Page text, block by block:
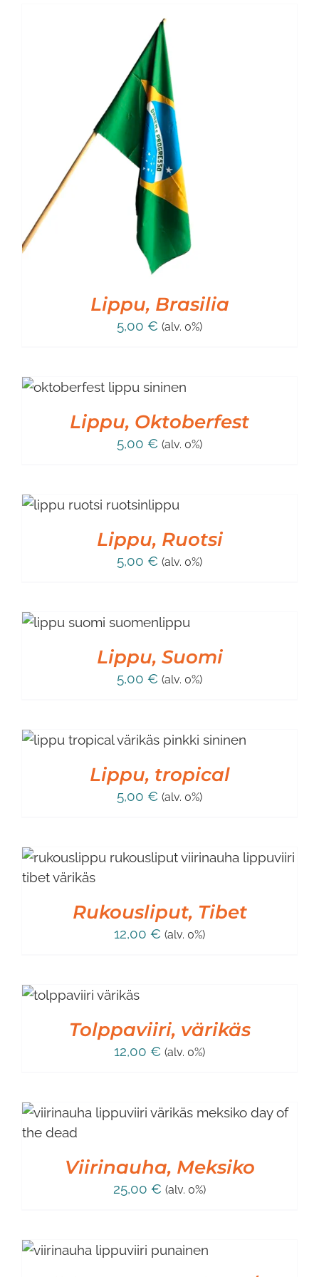
Lippu, Brasilia
5,00 € (alv. 0%)
Lippu, Oktoberfest
5,00 € (alv. 0%)
Lippu, Ruotsi
5,00 € (alv. 0%)
Lippu, Suomi
5,00 € (alv. 0%)
Lippu, tropical
5,00 € (alv. 0%)
Rukousliput, Tibet
12,00 € (alv. 0%)
Tolppaviiri, värikäs
12,00 € (alv. 0%)
Viirinauha, Meksiko
25,00 € (alv. 0%)